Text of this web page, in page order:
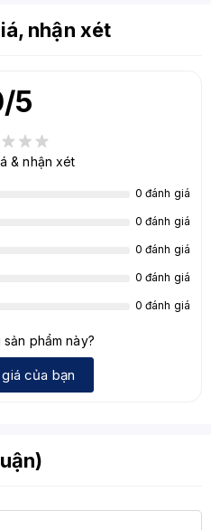
nhận xét
/5
& nhận xét
0 đánh giá
0 đánh giá
0 đánh giá
0 đánh giá
0 đánh giá
phẩm này?
của bạn